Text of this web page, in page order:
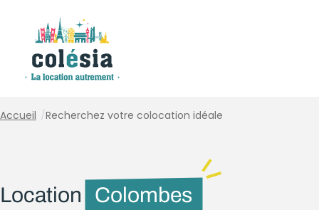
Accueil /Recherchez votre colocation idéale
Location
Colombes